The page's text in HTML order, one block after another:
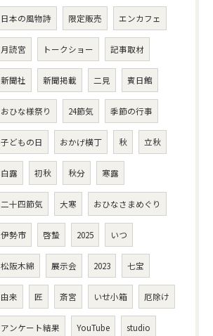
日本の風物詩 限定販売 エンカフェ
月読宮 トークショー 記事取材
新聞社 新聞掲載 二見 賓日館
おひな様祭り 24節気 季節の行事
子どもの日 おかげ横丁 秋 立秋
白露 初秋 秋分 寒露
二十四節気 大寒 おひなさまめぐり
伊勢市 啓蟄 2025 いつ
松阪木綿 展示会 2023 七宝
由来 匠 斎宮 いせ小箱 厄除け
アンケート結果 YouTube studio